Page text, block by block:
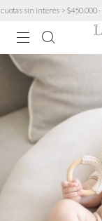
interés > $450.000 · 3